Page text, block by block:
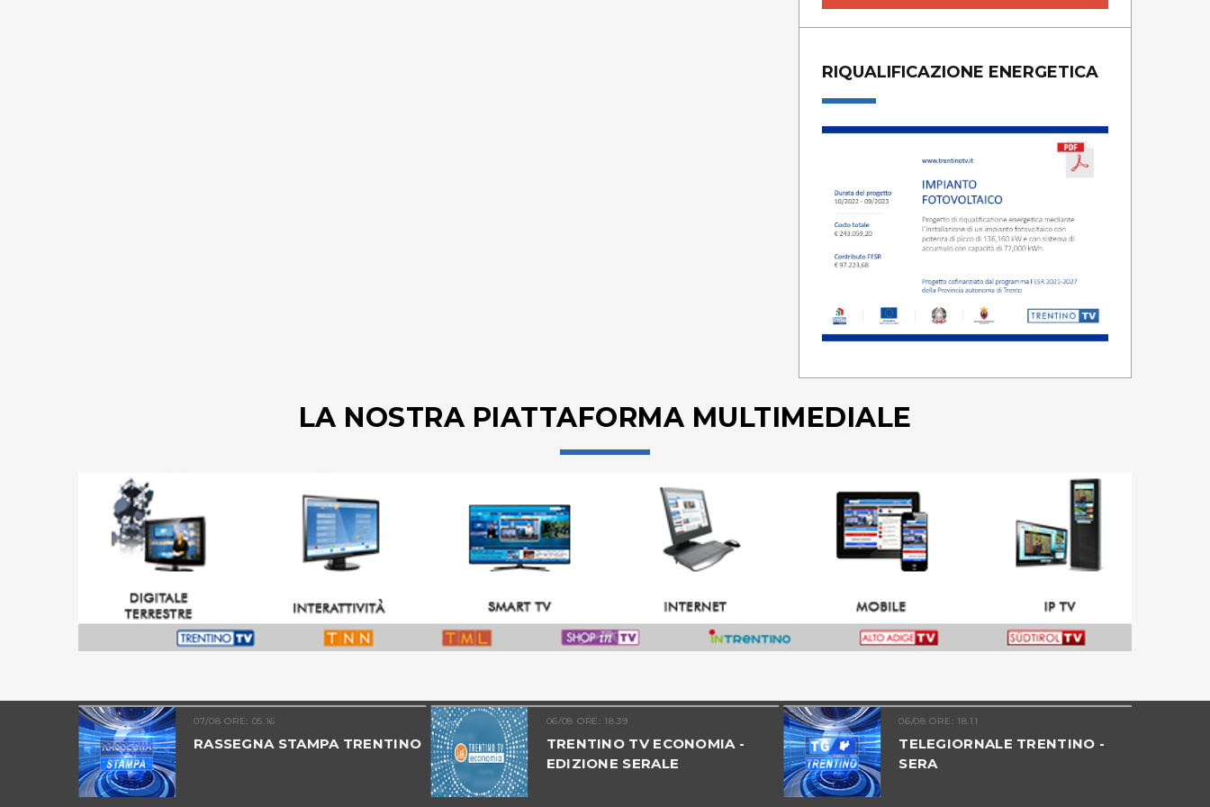
RIQUALIFICAZIONE ENERGETICA
LA NOSTRA PIATTAFORMA MULTIMEDIALE
07/08 ORE: 05.16
RASSEGNA STAMPA TRENTINO
06/08 ORE: 18.39
TRENTINO TV ECONOMIA -
EDIZIONE SERALE
06/08 ORE: 18.11
TELEGIORNALE TRENTINO -
SERA